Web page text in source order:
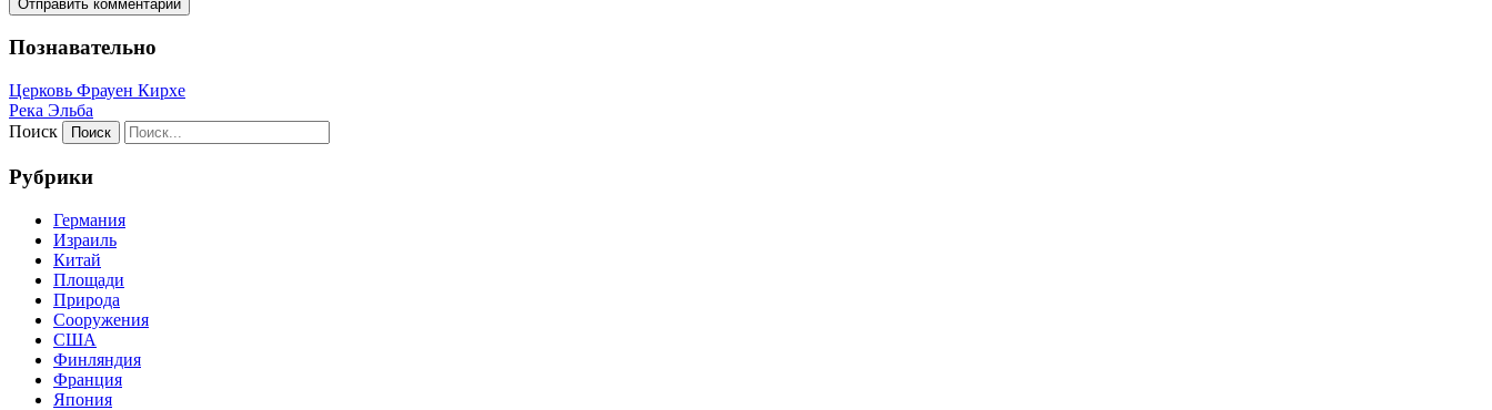
Познавательно
Церковь Фрауен Кирхе
Река Эльба
Поиск
Рубрики
Германия
Израиль
Китай
Площади
Природа
Сооружения
США
Финляндия
Франция
Япония